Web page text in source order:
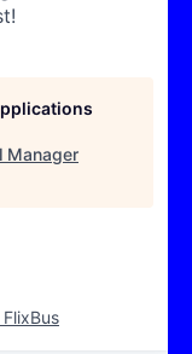
Manager
FlixBus